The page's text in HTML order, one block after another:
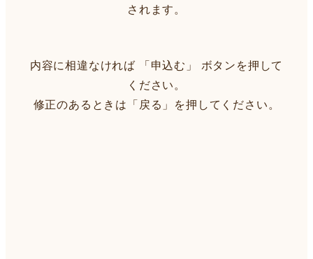
されます。
内容に相違なければ 「申込む」 ボタンを押して
ください。
修正のあるときは「戻る」を押してください。